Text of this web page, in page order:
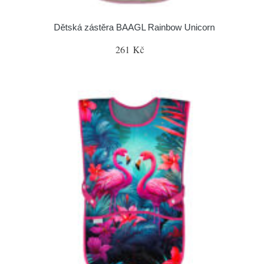
Dětská zástěra BAAGL Rainbow Unicorn
261 Kč